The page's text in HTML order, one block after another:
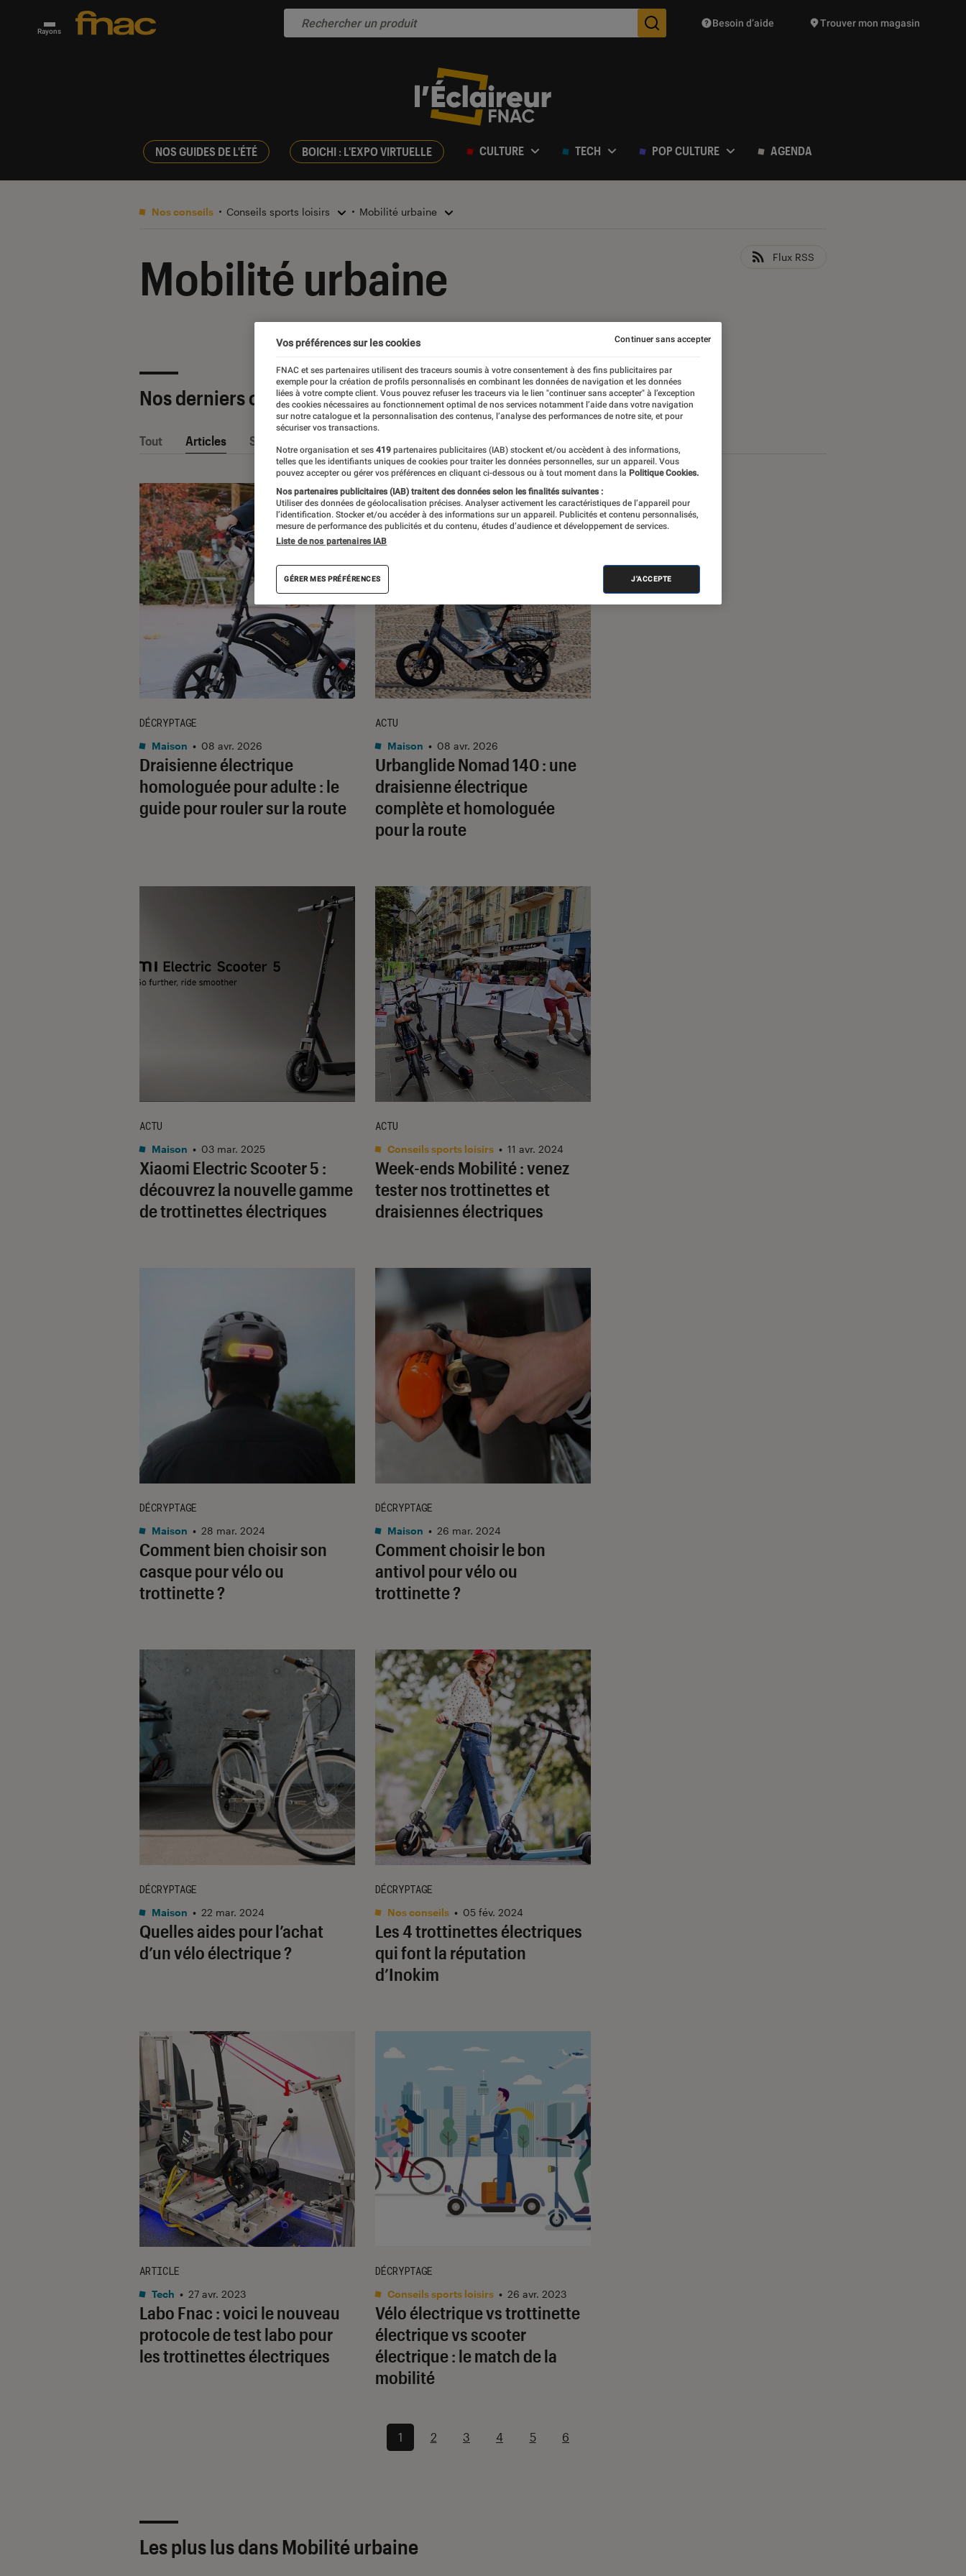
Rayons Des suggestions de produits vont vous être proposées
Besoin d’aide Trouver mon magasin
NOS GUIDES DE L'ÉTÉ BOICHI : L'EXPO VIRTUELLE CULTURE TECH POP CULTURE AGENDA
Nos conseils Conseils sports loisirs Mobilité urbaine
Mobilité urbaine Flux RSS
Nos derniers contenus
Tout Articles Sélections et guides
Draisienne électrique
homologuée pour adulte : le
guide pour rouler sur la route
DÉCRYPTAGE
Maison • 08 avr. 2026
Urbanglide Nomad 140 : une
draisienne électrique
complète et homologuée
pour la route
ACTU
Maison • 08 avr. 2026
Xiaomi Electric Scooter 5 :
découvrez la nouvelle gamme
de trottinettes électriques
ACTU
Maison • 03 mar. 2025
Week-ends Mobilité : venez
tester nos trottinettes et
draisiennes électriques
ACTU
Conseils sports loisirs • 11 avr. 2024
Comment bien choisir son
casque pour vélo ou
trottinette ?
DÉCRYPTAGE
Maison • 28 mar. 2024
Comment choisir le bon
antivol pour vélo ou
trottinette ?
DÉCRYPTAGE
Maison • 26 mar. 2024
Quelles aides pour l’achat
d’un vélo électrique ?
DÉCRYPTAGE
Maison • 22 mar. 2024
Les 4 trottinettes électriques
qui font la réputation
d’Inokim
DÉCRYPTAGE
Nos conseils • 05 fév. 2024
Labo Fnac : voici le nouveau
protocole de test labo pour
les trottinettes électriques
ARTICLE
Tech • 27 avr. 2023
Vélo électrique vs trottinette
électrique vs scooter
électrique : le match de la
mobilité
DÉCRYPTAGE
Conseils sports loisirs • 26 avr. 2023
1 2 3 4 5 6
Les plus lus dans Mobilité urbaine
Vos préférences sur les cookies
FNAC et ses partenaires utilisent des traceurs soumis à votre consentement à des fins publicitaires par
exemple pour la création de profils personnalisés en combinant les données de navigation et les données
liées à votre compte client. Vous pouvez refuser les traceurs via le lien "continuer sans accepter" à l’exception
des cookies nécessaires au fonctionnement optimal de nos services notamment l’aide dans votre navigation
sur notre catalogue et la personnalisation des contenus, l’analyse des performances de notre site, et pour
sécuriser vos transactions.
Notre organisation et ses 419 partenaires publicitaires (IAB) stockent et/ou accèdent à des informations,
telles que les identifiants uniques de cookies pour traiter les données personnelles, sur un appareil. Vous
pouvez accepter ou gérer vos préférences en cliquant ci-dessous ou à tout moment dans la Politique Cookies.
Nos partenaires publicitaires (IAB) traitent des données selon les finalités suivantes :
Utiliser des données de géolocalisation précises. Analyser activement les caractéristiques de l’appareil pour
l’identification. Stocker et/ou accéder à des informations sur un appareil. Publicités et contenu personnalisés,
mesure de performance des publicités et du contenu, études d’audience et développement de services.
Liste de nos partenaires IAB
GÉRER MES PRÉFÉRENCES J'ACCEPTE
Continuer sans accepter